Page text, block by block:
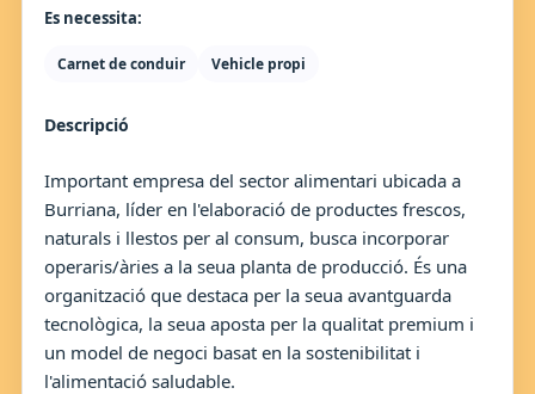
Es necessita:
Carnet de conduir Vehicle propi
Descripció
Important empresa del sector alimentari ubicada a
Burriana, líder en l'elaboració de productes frescos,
naturals i llestos per al consum, busca incorporar
operaris/àries a la seua planta de producció. És una
organització que destaca per la seua avantguarda
tecnològica, la seua aposta per la qualitat premium i
un model de negoci basat en la sostenibilitat i
l'alimentació saludable.